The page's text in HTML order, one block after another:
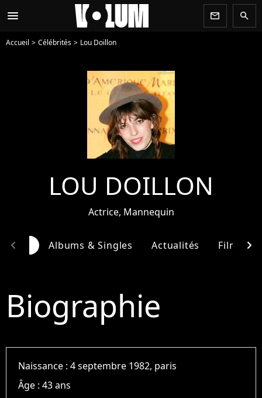
menu newsletter search
Accueil Célébrités Lou Doillon
LOU DOILLON
Actrice, Mannequin
Albums & Singles Actualités
chevron_left chevron_right
Biographie
Naissance :4 septembre 1982, paris
Âge :43 ans